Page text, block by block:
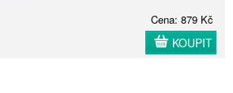
Cena: 879 Kč
KOUPIT